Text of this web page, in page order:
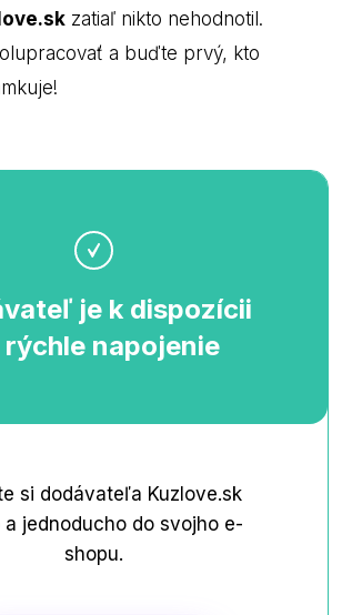
zatiaľ nikto nehodnotil.
a buďte prvý, kto
je k dispozícii
rýchle napojenie
si dodávateľa Kuzlove.sk
a jednoducho do svojho e-
shopu.